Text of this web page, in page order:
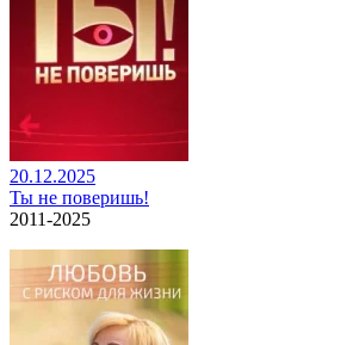
20.12.2025
Ты не поверишь!
2011-2025